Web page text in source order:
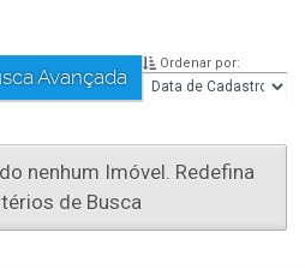
Avançada
Ordenar por:
nenhum Imóvel. Redefina
de Busca